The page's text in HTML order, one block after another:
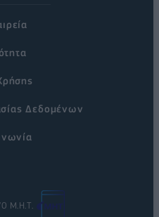
Δεδομένων
Μ.Η.Τ.